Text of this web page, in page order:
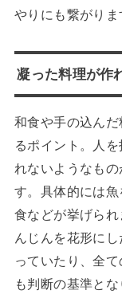
やりにも繋がりま
凝った料理が作
和食や手の込ん
るポイント。人
れないようなも
す。具体的には
食などが挙げら
んじんを花形に
っていたり、全
も判断の基準とな